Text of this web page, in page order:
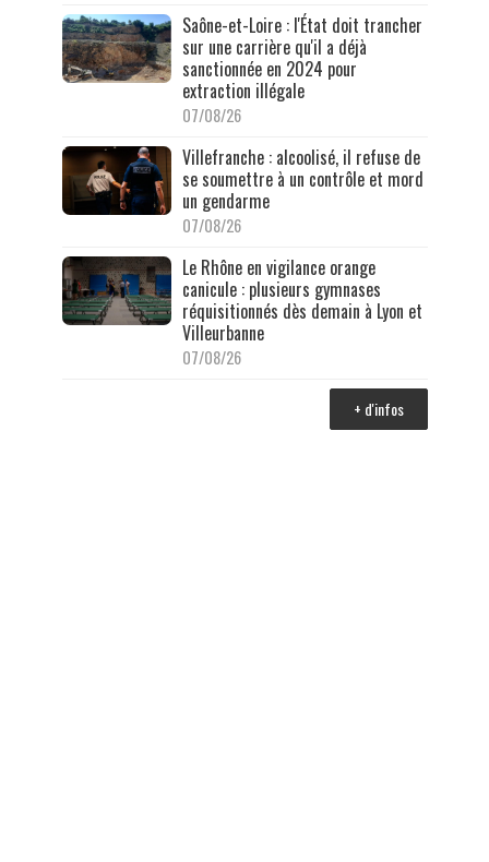
Saône-et-Loire : l'État doit trancher
sur une carrière qu'il a déjà
sanctionnée en 2024 pour
extraction illégale
07/08/26
Villefranche : alcoolisé, il refuse de
se soumettre à un contrôle et mord
un gendarme
07/08/26
Le Rhône en vigilance orange
canicule : plusieurs gymnases
réquisitionnés dès demain à Lyon et
Villeurbanne
07/08/26
+ d'infos